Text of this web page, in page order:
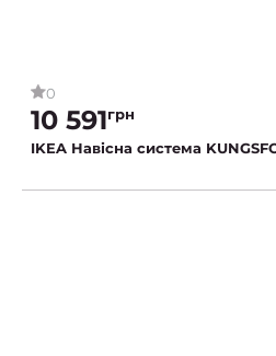
0
10 591грн
IKEA Навісна система